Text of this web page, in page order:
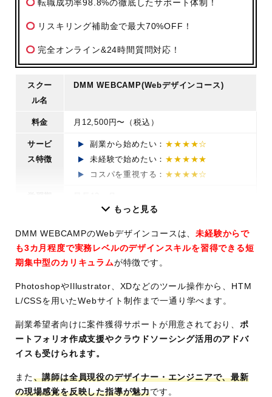
転職成功率98.8%の徹底したサポート体制！
リスキリング補助金で最大70%OFF！
完全オンライン&24時間質問対応！
スクー
ル名
DMM WEBCAMP(Webデザインコース)
料金 月12,500円〜（税込）
サービ
ス特徴
副業から始めたい： ★★★★☆
未経験で始めたい： ★★★★★
コスパを重視する： ★★★★☆
講座時
間
学習目安88〜176時間(全44回)
タイル
完全オンライン(ライブ/マンツーマン/オンデ
マンド)
学習内
容・コ
ース
HTML/CSS/Photoshop/Illustrator/JavaScrip
t/UI/UX/Webサイト制作/副業支援など
サポー
ト体制
マンツーマン指導(現役講師)
24時間チャット質問対応
転職・副業サポート
もっと見る
DMM WEBCAMPのWebデザインコースは、未経験からで
も3カ月程度で実務レベルのデザインスキルを習得できる短
期集中型のカリキュラムが特徴です。
PhotoshopやIllustrator、XDなどのツール操作から、HTM
L/CSSを用いたWebサイト制作まで一通り学べます。
副業希望者向けに案件獲得サポートが用意されており、 ポ
ートフォリオ作成支援やクラウドソーシング活用のアドバ
イスも受けられます。
また、講師は全員現役のデザイナー・エンジニアで、最新
の現場感覚を反映した指導が魅力です。